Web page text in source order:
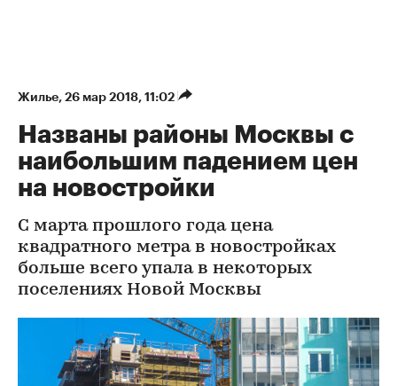
Жилье⁠, 26 мар 2018, 11:02
Названы районы Москвы с
наибольшим падением цен
на новостройки
С марта прошлого года цена
квадратного метра в новостройках
больше всего упала в некоторых
поселениях Новой Москвы